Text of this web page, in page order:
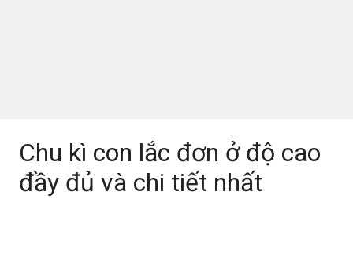
Chu kì con lắc đơn ở độ cao
đầy đủ và chi tiết nhất